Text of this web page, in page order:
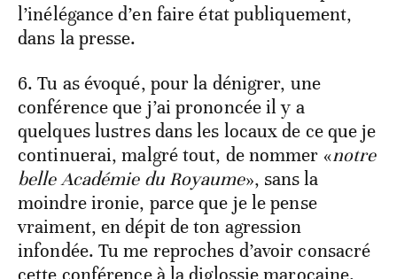
l’inélégance d’en faire état publiquement,
dans la presse.
6. Tu as évoqué, pour la dénigrer, une
conférence que j’ai prononcée il y a
quelques lustres dans les locaux de ce que je
continuerai, malgré tout, de nommer «notre
belle Académie du Royaume», sans la
moindre ironie, parce que je le pense
vraiment, en dépit de ton agression
infondée. Tu me reproches d’avoir consacré